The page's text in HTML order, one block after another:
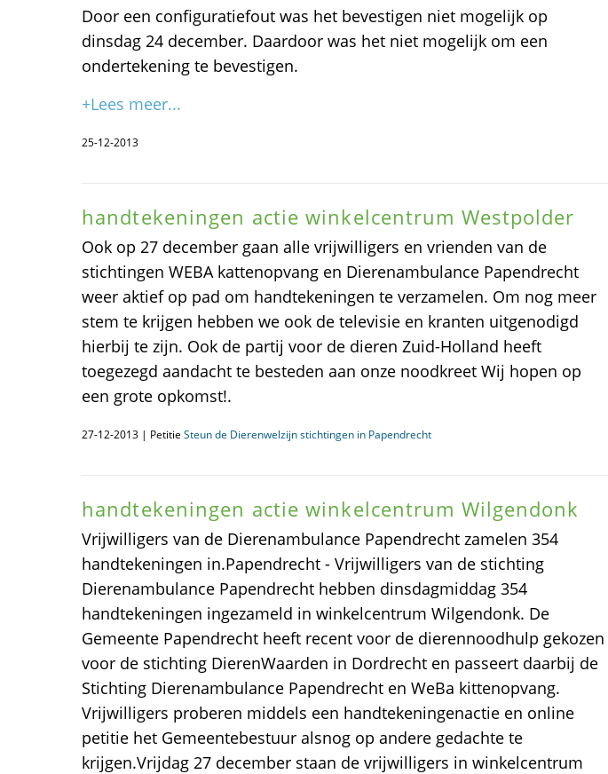
Door een configuratiefout was het bevestigen niet mogelijk op
dinsdag 24 december. Daardoor was het niet mogelijk om een
ondertekening te bevestigen.
+Lees meer...
25-12-2013
handtekeningen actie winkelcentrum Westpolder
Ook op 27 december gaan alle vrijwilligers en vrienden van de
stichtingen WEBA kattenopvang en Dierenambulance Papendrecht
weer aktief op pad om handtekeningen te verzamelen. Om nog meer
stem te krijgen hebben we ook de televisie en kranten uitgenodigd
hierbij te zijn. Ook de partij voor de dieren Zuid-Holland heeft
toegezegd aandacht te besteden aan onze noodkreet Wij hopen op
een grote opkomst!.
27-12-2013 | Petitie Steun de Dierenwelzijn stichtingen in Papendrecht
handtekeningen actie winkelcentrum Wilgendonk
Vrijwilligers van de Dierenambulance Papendrecht zamelen 354
handtekeningen in.Papendrecht - Vrijwilligers van de stichting
Dierenambulance Papendrecht hebben dinsdagmiddag 354
handtekeningen ingezameld in winkelcentrum Wilgendonk. De
Gemeente Papendrecht heeft recent voor de dierennoodhulp gekozen
voor de stichting DierenWaarden in Dordrecht en passeert daarbij de
Stichting Dierenambulance Papendrecht en WeBa kittenopvang.
Vrijwilligers proberen middels een handtekeningenactie en online
petitie het Gemeentebestuur alsnog op andere gedachte te
krijgen.Vrijdag 27 december staan de vrijwilligers in winkelcentrum